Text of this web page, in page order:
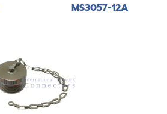
MS3057-12A